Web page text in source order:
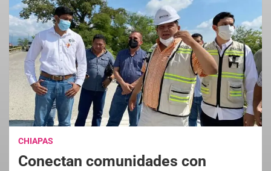
CHIAPAS
Conectan comunidades con